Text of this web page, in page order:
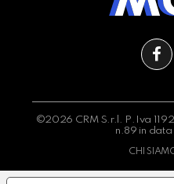
©2026 CRM S.r.l. P.Iva
n.89 in
CHI